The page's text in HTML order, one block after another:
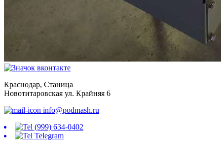
Краснодар, Станица
Новотитаровская ул. Крайняя 6
info@podmash.ru
(999) 634-0402
Telegram